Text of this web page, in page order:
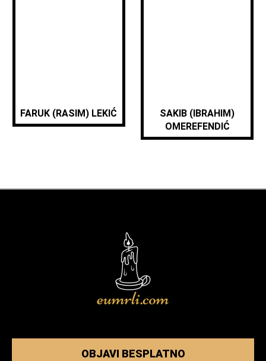
FARUK (RASIM) LEKIĆ
SAKIB (IBRAHIM)
OMEREFENDIĆ
OBJAVI BESPLATNO